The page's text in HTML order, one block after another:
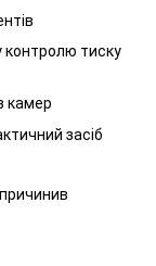
тиску
камер
засіб